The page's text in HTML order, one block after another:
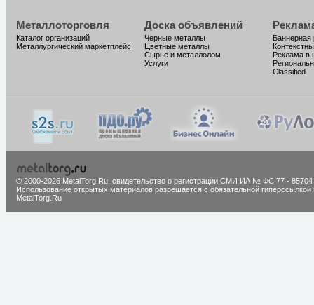
Металлоторговля
Каталог организаций
Металлургический маркетплейс
Доска объявлений
Черные металлы
Цветные металлы
Сырье и металлолом
Услуги
Баннерная
Реклама в
Classified
© 2000-2026 MetalTorg.Ru, cвидетельство о регистрации СМИ ИА № ФС 77 - 85704
Использование открытых материалов разрешается с обязательной гиперссылкой
MetalTorg.Ru